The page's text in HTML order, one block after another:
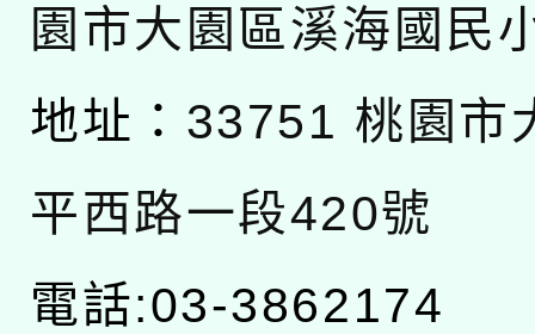
園市大園區溪海國民
地址： 33751 桃園市
平西路一段420號
電話:03-3862174